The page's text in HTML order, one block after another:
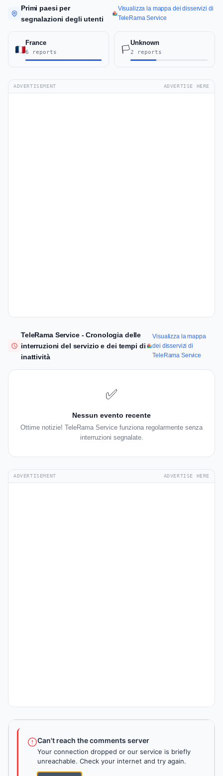
Primi paesi per
segnalazioni degli utenti
Visualizza la mappa dei disservizi di
TeleRama Service
France
6 reports 🏳️
Unknown
2 reports
ADVERTISEMENT ADVERTISE HERE
TeleRama Service - Cronologia delle
interruzioni del servizio e dei tempi di
inattività
Visualizza la mappa
dei disservizi di
TeleRama Service
✅
Nessun evento recente
Ottime notizie! TeleRama Service funziona regolarmente senza
interruzioni segnalate.
ADVERTISEMENT ADVERTISE HERE
Can't reach the comments server
Your connection dropped or our service is briefly
unreachable. Check your internet and try again.